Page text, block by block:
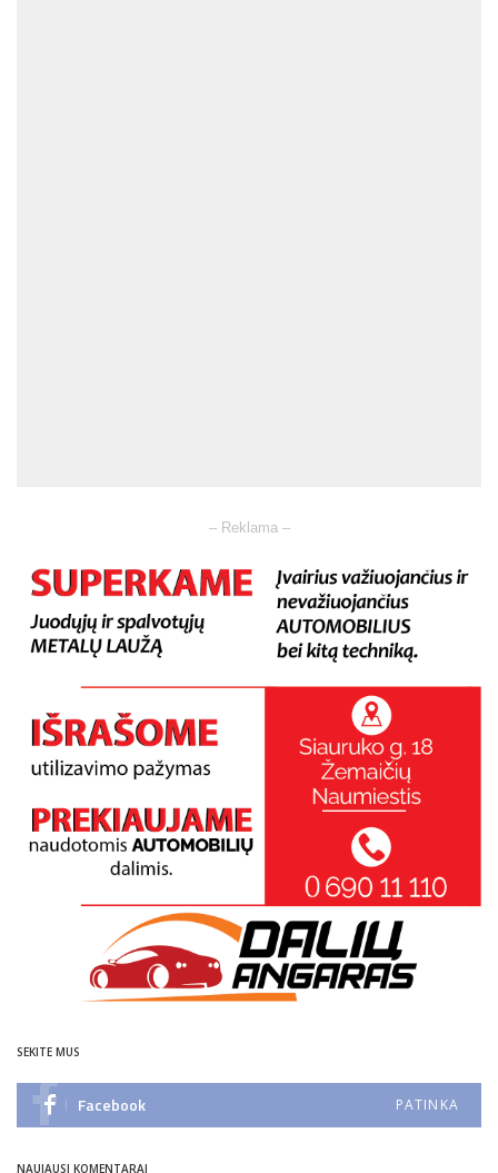
– Reklama –
SEKITE MUS
Facebook PATINKA
NAUJAUSI KOMENTARAI